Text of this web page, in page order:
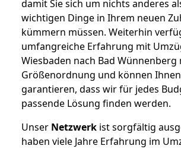
damit Sie sich um nichts anderes
wichtigen Dinge in Ihrem neuen
kümmern müssen. Weiterhin
umfangreiche Erfahrung mit
Wiesbaden nach Bad
Größenordnung und können
garantieren, dass wir für jedes
passende Lösung finden werden.
Unser Netzwerk ist sorgfältig
haben viele Jahre Erfahrung im